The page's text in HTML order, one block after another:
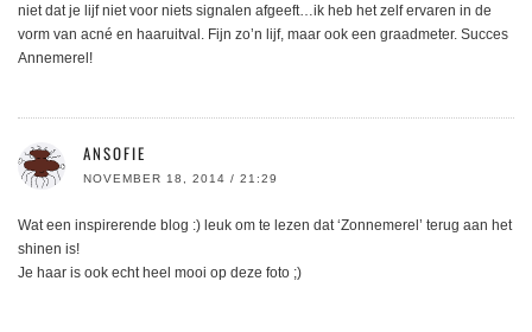
niet dat je lijf niet voor niets signalen afgeeft…ik heb het zelf ervaren in de
vorm van acné en haaruitval. Fijn zo’n lijf, maar ook een graadmeter. Succes
Annemerel!
ANSOFIE
NOVEMBER 18, 2014 / 21:29
Wat een inspirerende blog :) leuk om te lezen dat ‘Zonnemerel’ terug aan het
shinen is!
Je haar is ook echt heel mooi op deze foto ;)